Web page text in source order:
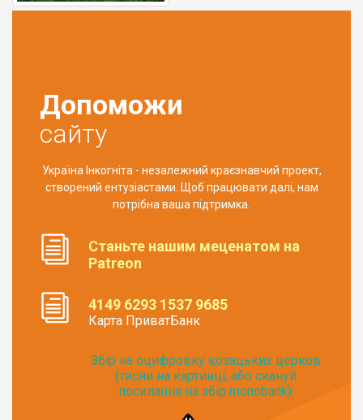
Допоможи
сайту
Україна Інкогніта - незалежний краєзнавчий проект,
створений ентузіастами. Щоб працювати далі, нам
потрібна ваша підтримка.
Станьте нашим меценатом на
Patreon
4149 6293 1537 9685
Карта ПриватБанк
Збір на оцифровку козацьких церков
(тисни на картинці, або скануй
посилання на збір monobank):